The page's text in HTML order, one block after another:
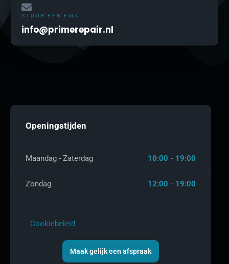
STUUR EEN EMAIL
info@primerepair.nl
Openingstijden
Maandag - Zaterdag 10:00 - 19:00
Zondag 12:00 - 19:00
Cookiebeleid
Maak gelijk een afspraak